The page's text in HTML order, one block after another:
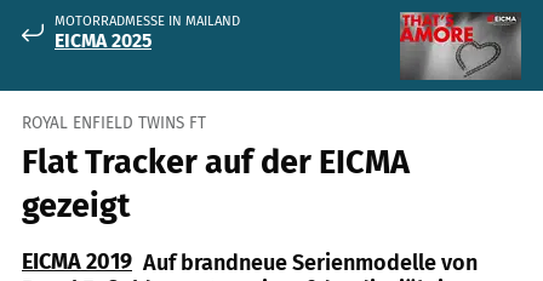
MOTORRADMESSE IN MAILAND
EICMA 2025
ROYAL ENFIELD TWINS FT
Flat Tracker auf der EICMA
gezeigt
EICMA 2019 Auf brandneue Serienmodelle von